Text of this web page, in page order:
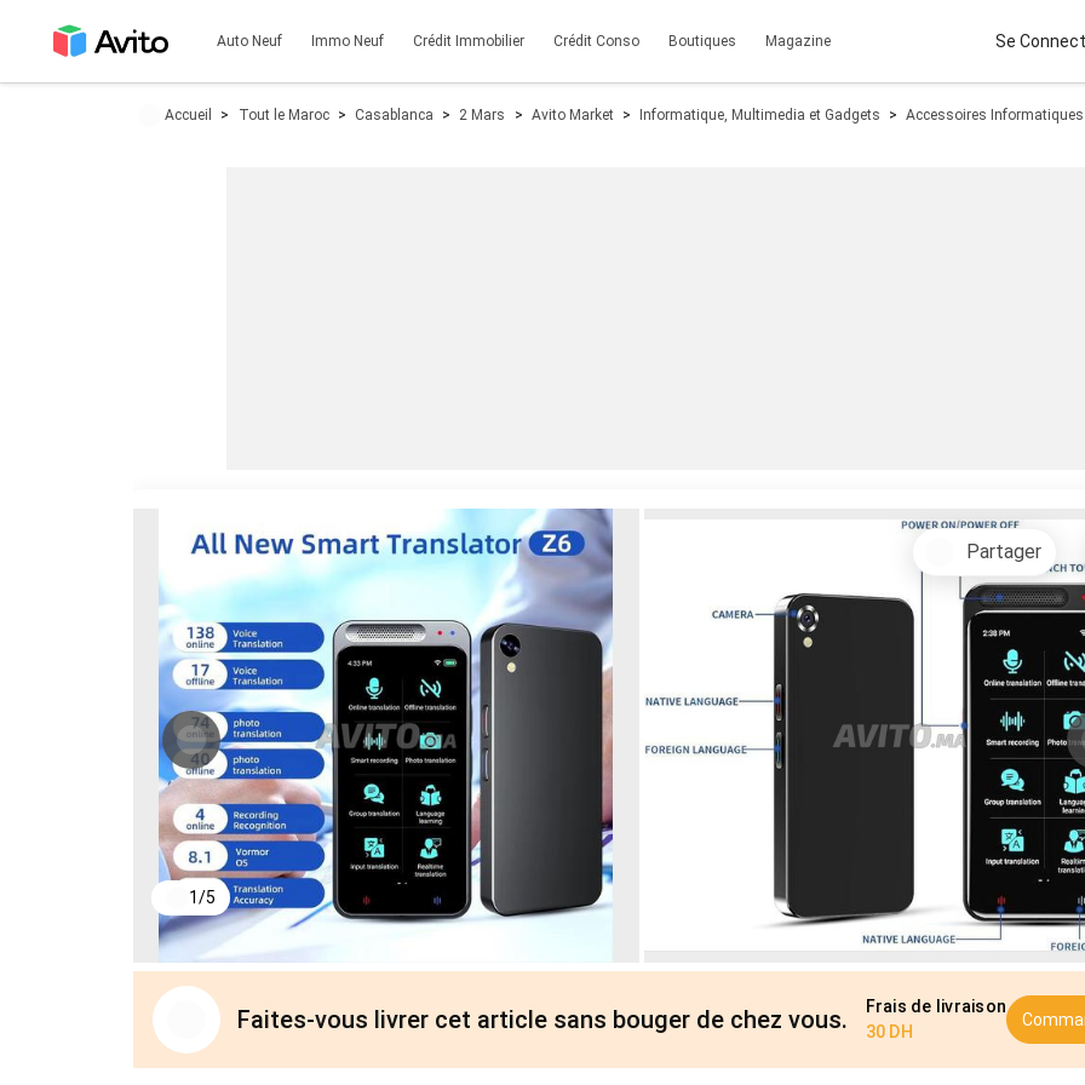
Auto Neuf Immo Neuf Crédit Immobilier Crédit Conso Boutiques Magazine Se
Accueil Tout le Maroc Casablanca 2 Mars Avito Market Informatique, Multimedia et Gadgets Accessoires Informatiques
1/5
Partager
Faites-vous livrer cet article sans bouger de chez vous.
Frais de livraison
30 DH